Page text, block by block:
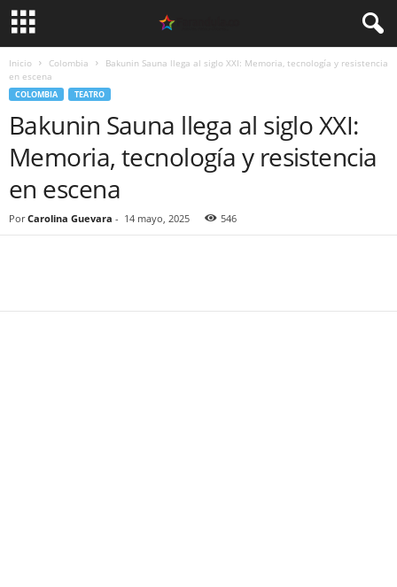
Inicio Colombia
Bakunin Sauna llega al siglo XXI: Memoria, tecnología y resistencia
en escena
COLOMBIA TEATRO
Bakunin Sauna llega al siglo XXI:
Memoria, tecnología y resistencia
en escena
Por Carolina Guevara - 14 mayo, 2025 546